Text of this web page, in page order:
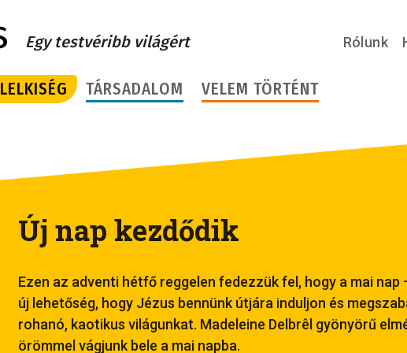
Egy testvéribb világért Rólunk
LELKISÉG TÁRSADALOM VELEM TÖRTÉNT
Új nap kezdődik
Ezen az adventi hétfő reggelen fedezzük fel, hogy a mai nap
új lehetőség, hogy Jézus bennünk útjára induljon és
rohanó, kaotikus világunkat. Madeleine Delbrêl gyönyörű
örömmel vágjunk bele a mai napba.